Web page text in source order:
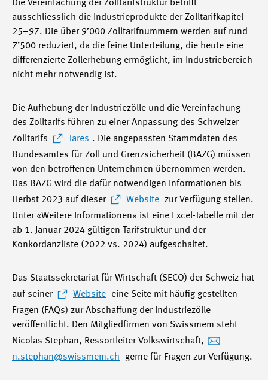
Die Vereinfachung der Zolltarifstruktur betrifft
ausschliesslich die Industrieprodukte der Zolltarifkapitel
25–97. Die über 9’000 Zolltarifnummern werden auf rund
7’500 reduziert, da die feine Unterteilung, die heute eine
differenzierte Zollerhebung ermöglicht, im Industriebereich
nicht mehr notwendig ist.
Die Aufhebung der Industriezölle und die Vereinfachung
des Zolltarifs führen zu einer Anpassung des Schweizer
Zolltarifs
Tares . Die angepassten Stammdaten des
Bundesamtes für Zoll und Grenzsicherheit (BAZG) müssen
von den betroffenen Unternehmen übernommen werden.
Das BAZG wird die dafür notwendigen Informationen bis
Herbst 2023 auf dieser
Website zur Verfügung stellen.
Unter «Weitere Informationen» ist eine Excel-Tabelle mit der
ab 1. Januar 2024 gültigen Tarifstruktur und der
Konkordanzliste (2022 vs. 2024) aufgeschaltet.
Das Staatssekretariat für Wirtschaft (SECO) der Schweiz hat
auf seiner
Website
eine Seite mit häufig gestellten
Fragen (FAQs) zur Abschaffung der Industriezölle
veröffentlicht. Den Mitgliedfirmen von Swissmem steht
Nicolas Stephan, Ressortleiter Volkswirtschaft,
n.stephan@swissmem.ch gerne für Fragen zur Verfügung.